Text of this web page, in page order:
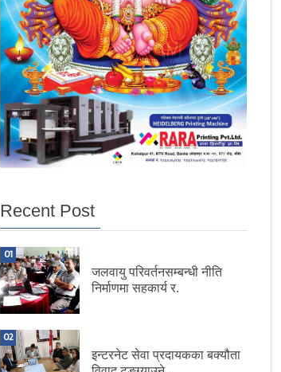
Recent Post
01
जलवायु परिवर्तनसम्बन्धी नीति
निर्माणमा सहकार्य र.
02
इन्टरनेट सेवा प्रदायकका बक्यौता